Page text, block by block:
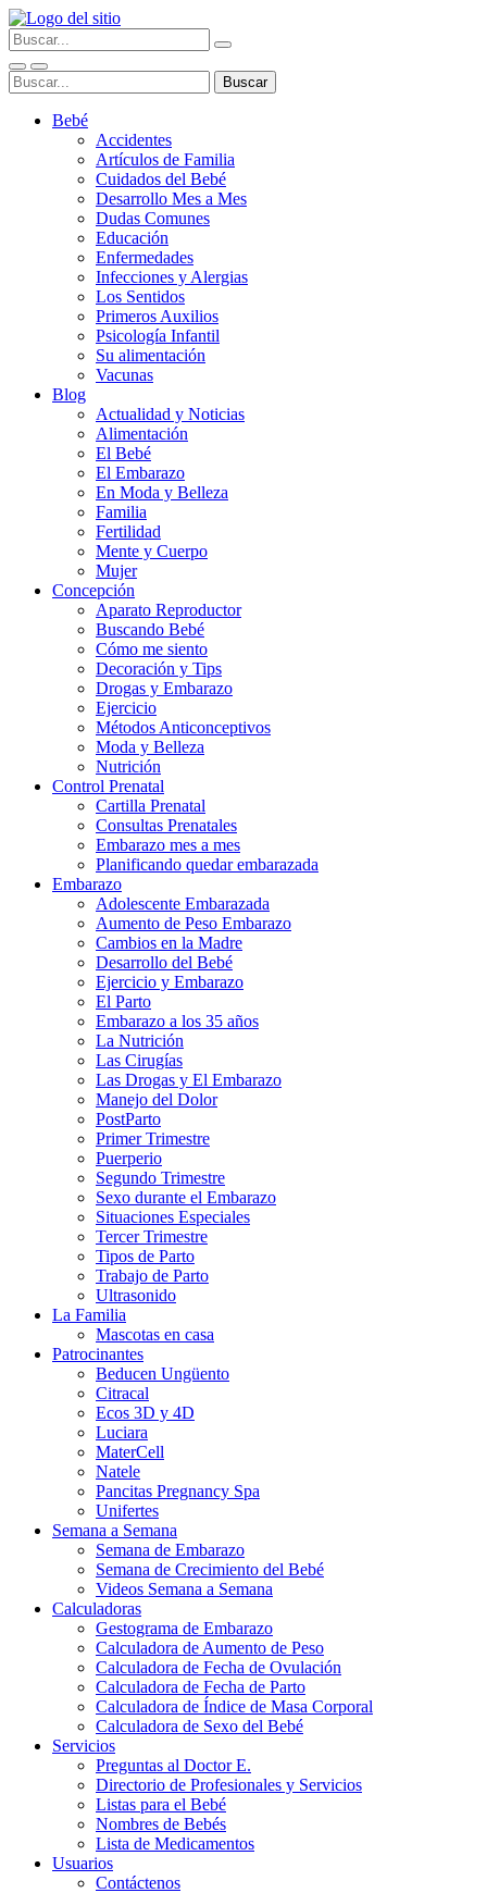
Bebé
Accidentes
Artículos de Familia
Cuidados del Bebé
Desarrollo Mes a Mes
Dudas Comunes
Educación
Enfermedades
Infecciones y Alergias
Los Sentidos
Primeros Auxilios
Psicología Infantil
Su alimentación
Vacunas
Blog
Actualidad y Noticias
Alimentación
El Bebé
El Embarazo
En Moda y Belleza
Familia
Fertilidad
Mente y Cuerpo
Mujer
Concepción
Aparato Reproductor
Buscando Bebé
Cómo me siento
Decoración y Tips
Drogas y Embarazo
Ejercicio
Métodos Anticonceptivos
Moda y Belleza
Nutrición
Control Prenatal
Cartilla Prenatal
Consultas Prenatales
Embarazo mes a mes
Planificando quedar embarazada
Embarazo
Adolescente Embarazada
Aumento de Peso Embarazo
Cambios en la Madre
Desarrollo del Bebé
Ejercicio y Embarazo
El Parto
Embarazo a los 35 años
La Nutrición
Las Cirugías
Las Drogas y El Embarazo
Manejo del Dolor
PostParto
Primer Trimestre
Puerperio
Segundo Trimestre
Sexo durante el Embarazo
Situaciones Especiales
Tercer Trimestre
Tipos de Parto
Trabajo de Parto
Ultrasonido
La Familia
Mascotas en casa
Patrocinantes
Beducen Ungüento
Citracal
Ecos 3D y 4D
Luciara
MaterCell
Natele
Pancitas Pregnancy Spa
Unifertes
Semana a Semana
Semana de Embarazo
Semana de Crecimiento del Bebé
Videos Semana a Semana
Calculadoras
Gestograma de Embarazo
Calculadora de Aumento de Peso
Calculadora de Fecha de Ovulación
Calculadora de Fecha de Parto
Calculadora de Índice de Masa Corporal
Calculadora de Sexo del Bebé
Servicios
Preguntas al Doctor E.
Directorio de Profesionales y Servicios
Listas para el Bebé
Nombres de Bebés
Lista de Medicamentos
Usuarios
Contáctenos